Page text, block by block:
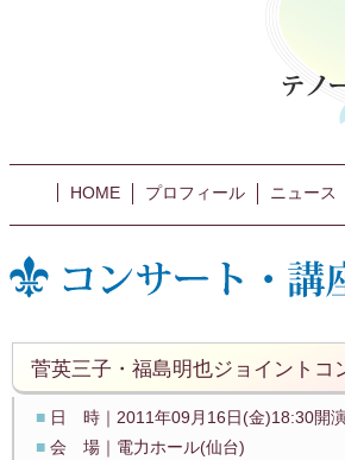
HOME プロフィール ニュース
菅英三子・福島明也ジョイントコ
■ 日 時｜2011年09月16日(金)18:30開
■ 会 場｜電力ホール(仙台)